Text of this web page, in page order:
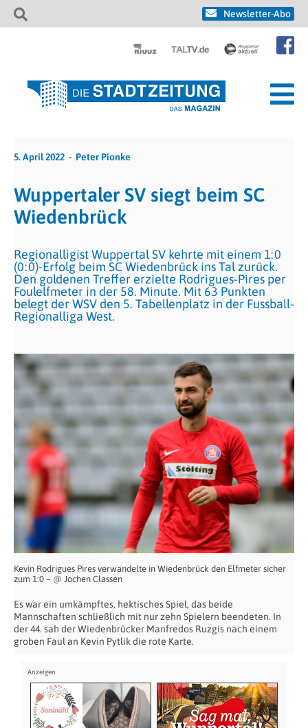
Newsletter-Abo
5. April 2022 Peter Pionke
Wuppertaler SV siegt beim SC
Wiedenbrück
Regionalligist Wuppertal SV kehrte mit einem 1:0
(0:0)-Erfolg beim SC Wiedenbrück ins Tal zurück.
Den goldenen Treffer erzielte Rodrigues-Pires per
Foulelfmeter in der 58. Minute. Mit 63 Punkten
belegt der WSV den 5. Tabellenplatz in der Fussball-
Regionalliga West.
Kevin Rodrigues Pires verwandelte in Wiedenbrück den Elfmeter sicher
zum 1:0 – @ Jochen Classen
Es war ein umkämpftes, hektisches Spiel, das beide
Mannschaften schließlich mit nur zehn Spielern beendeten. In
der 44. sah der Wiedenbrücker Manfredos Ruzgis nach einem
groben Faul an Kevin Pytlik die rote Karte.